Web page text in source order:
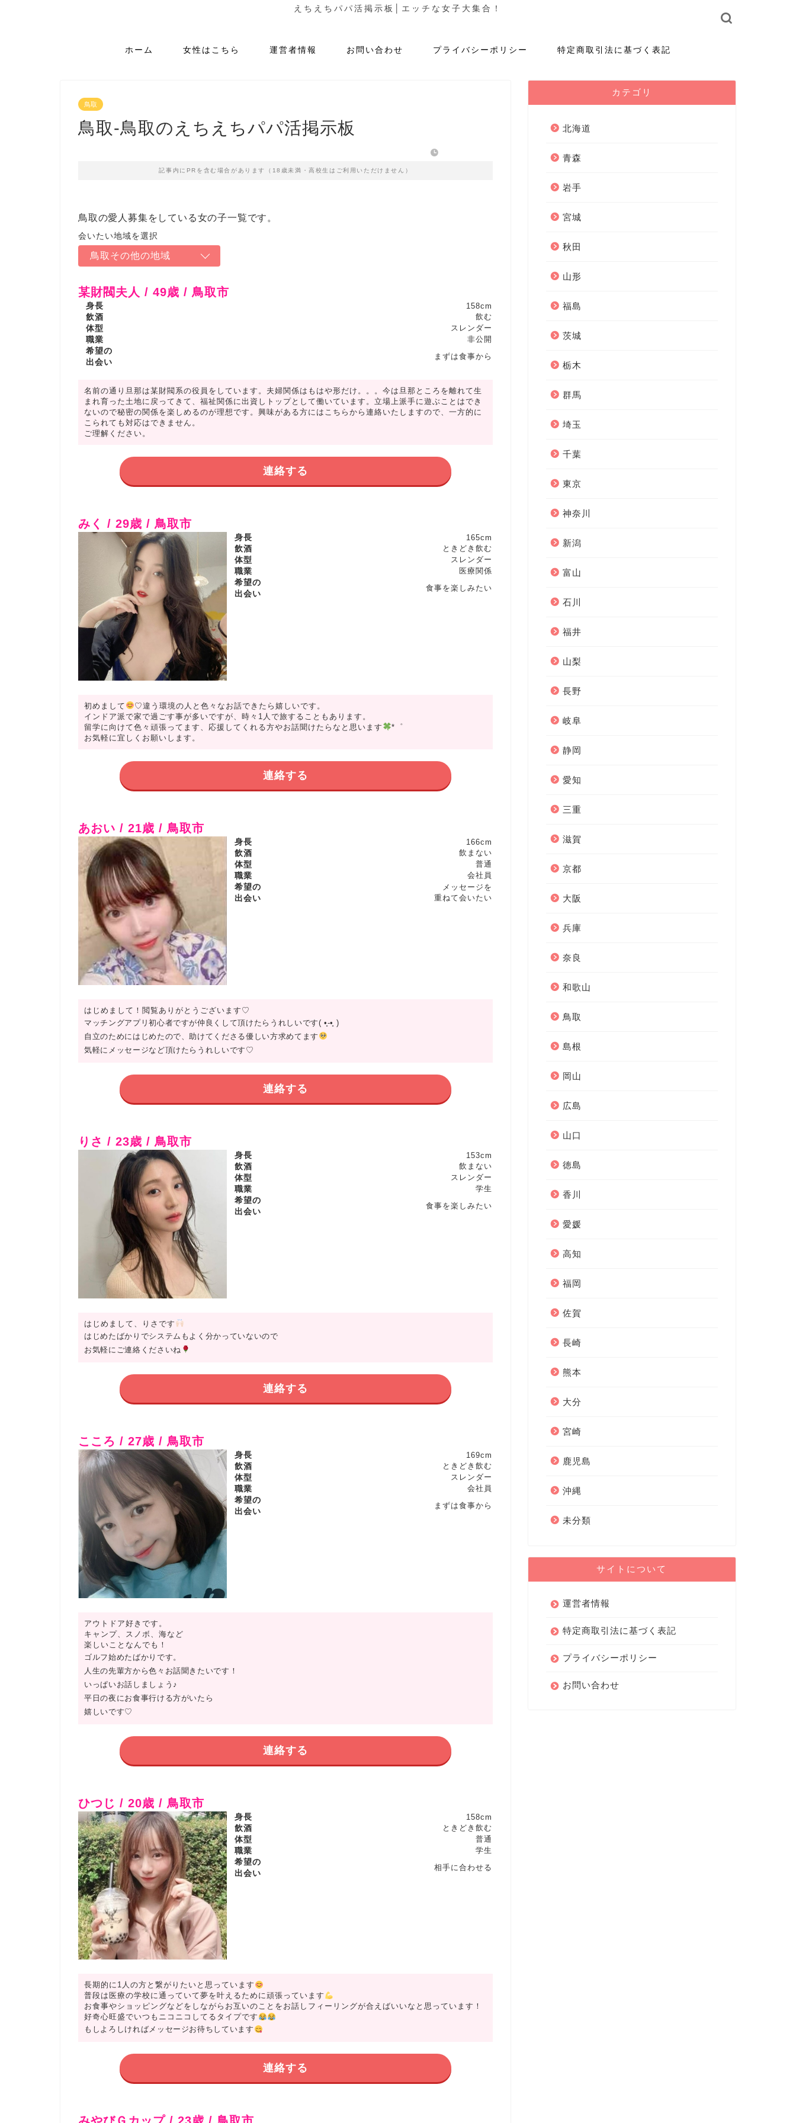
えちえちパパ活掲示板│エッチな女子大集合！
ホーム 女性はこちら 運営者情報 お問い合わせ プライバシーポリシー 特定商取引法に基づく表記
鳥取
鳥取-鳥取のえちえちパパ活掲示板
記事内にPRを含む場合があります（18歳未満・高校生はご利用いただけません）
鳥取の愛人募集をしている女の子一覧です。
鳥取その他の地域
某財閥夫人 / 49歳 / 鳥取市
身長 158cm
飲酒 飲む
体型 スレンダー
職業 非公開
希望の
出会い
まずは食事から
名前の通り旦那は某財閥系の役員をしています。夫婦関係はもはや形だけ。。。今は旦那ところを離れて生
まれ育った土地に戻ってきて、福祉関係に出資しトップとして働いています。立場上派手に遊ぶことはでき
ないので秘密の関係を楽しめるのが理想です。興味がある方にはこちらから連絡いたしますので、一方的に
こられても対応はできません。
ご理解ください。
連絡する
みく / 29歳 / 鳥取市
身長 165cm
飲酒 ときどき飲む
体型 スレンダー
職業 医療関係
希望の
出会い
食事を楽しみたい
初めまして
♡違う環境の人と色々なお話できたら嬉しいです。
インドア派で家で過ごす事が多いですが、時々1人で旅することもあります。
留学に向けて色々頑張ってます、応援してくれる方やお話聞けたらなと思います
*゜
お気軽に宜しくお願いします。
連絡する
あおい / 21歳 / 鳥取市
身長 166cm
飲酒 飲まない
体型 普通
職業 会社員
希望の
出会い
メッセージを
重ねて会いたい
はじめまして！閲覧ありがとうございます♡
マッチングアプリ初心者ですが仲良くして頂けたらうれしいです( •̥-•̥ )
自立のためにはじめたので、助けてくださる優しい方求めてます
気軽にメッセージなど頂けたらうれしいです♡
連絡する
りさ / 23歳 / 鳥取市
身長 153cm
飲酒 飲まない
体型 スレンダー
職業 学生
希望の
出会い
食事を楽しみたい
はじめまして、りさです
はじめたばかりでシステムもよく分かっていないので
お気軽にご連絡くださいね
連絡する
こころ / 27歳 / 鳥取市
身長 169cm
飲酒 ときどき飲む
体型 スレンダー
職業 会社員
希望の
出会い
まずは食事から
アウトドア好きです。
キャンプ、スノボ、海など
楽しいことなんでも！
ゴルフ始めたばかりです。
人生の先輩方から色々お話聞きたいです！
いっぱいお話しましょう♪
平日の夜にお食事行ける方がいたら
嬉しいです♡
連絡する
ひつじ / 20歳 / 鳥取市
身長 158cm
飲酒 ときどき飲む
体型 普通
職業 学生
希望の
出会い
相手に合わせる
長期的に1人の方と繋がりたいと思っています
普段は医療の学校に通っていて夢を叶えるために頑張っています
お食事やショッピングなどをしながらお互いのことをお話しフィーリングが合えばいいなと思っています！
好奇心旺盛でいつもニコニコしてるタイプです
もしよろしければメッセージお待ちしています
連絡する
カテゴリ
北海道
青森
岩手
宮城
秋田
山形
福島
茨城
栃木
群馬
埼玉
千葉
東京
神奈川
新潟
富山
石川
福井
山梨
長野
岐阜
静岡
愛知
三重
滋賀
京都
大阪
兵庫
奈良
和歌山
鳥取
島根
岡山
広島
山口
徳島
香川
愛媛
高知
福岡
佐賀
長崎
熊本
大分
宮崎
鹿児島
沖縄
未分類
サイトについて
運営者情報
特定商取引法に基づく表記
プライバシーポリシー
お問い合わせ